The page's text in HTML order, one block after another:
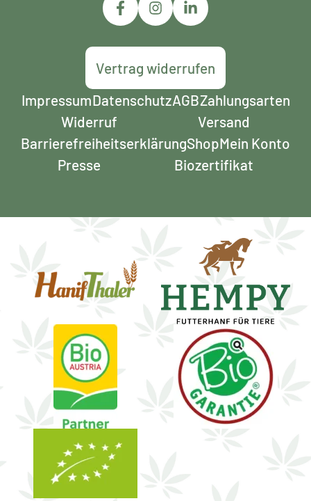
Vertrag widerrufen
ImpressumDatenschutzAGBZahlungsarten
Widerruf
Versand
Barrierefreiheits­erklärungShopMein Konto
Presse
Biozertifikat